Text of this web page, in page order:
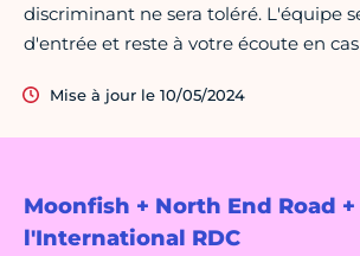
Moonfish + North End Road +
l'International RDC
discriminant ne sera toléré. L'équipe
d'entrée et reste à votre écoute en
Mise à jour le 10/05/2024